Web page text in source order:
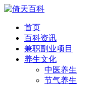
首页
百科资讯
兼职副业项目
养生文化
中医养生
节气养生